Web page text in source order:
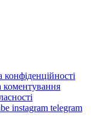
конфіденційності
коментування
instagram telegram